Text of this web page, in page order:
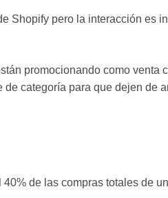
Shopify pero la interacción es
promocionando como venta
categoría para que dejen de
de las compras totales de